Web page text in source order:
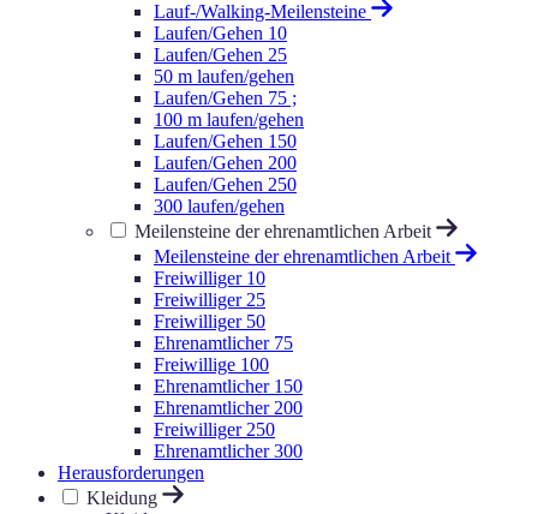
Lauf-/Walking-Meilensteine
Laufen/Gehen 10
Laufen/Gehen 25
50 m laufen/gehen
Laufen/Gehen 75 ;
100 m laufen/gehen
Laufen/Gehen 150
Laufen/Gehen 200
Laufen/Gehen 250
300 laufen/gehen
Meilensteine der ehrenamtlichen Arbeit
Meilensteine der ehrenamtlichen Arbeit
Freiwilliger 10
Freiwilliger 25
Freiwilliger 50
Ehrenamtlicher 75
Freiwillige 100
Ehrenamtlicher 150
Ehrenamtlicher 200
Freiwilliger 250
Ehrenamtlicher 300
Herausforderungen
Kleidung